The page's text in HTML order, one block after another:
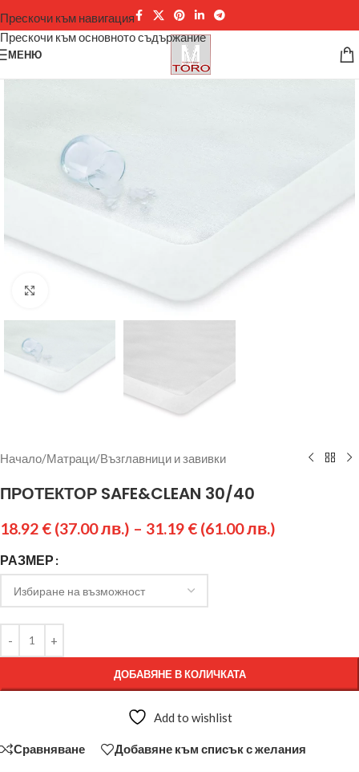
Прескочи към навигация
Прескочи към основното съдържание
МЕНЮ
Щракнете за уголемяване
Начало/Матраци/Възглавници и завивки
ПРОТЕКТОР SAFE&CLEAN 30/40
18.92 € (37.00 лв.) – 31.19 € (61.00 лв.)
РАЗМЕР
ДОБАВЯНЕ В КОЛИЧКАТА
Add to wishlist
Сравняване Добавяне към списък с желания